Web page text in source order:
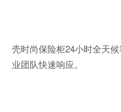
壳时尚保险柜24小时全天
业团队快速响应。